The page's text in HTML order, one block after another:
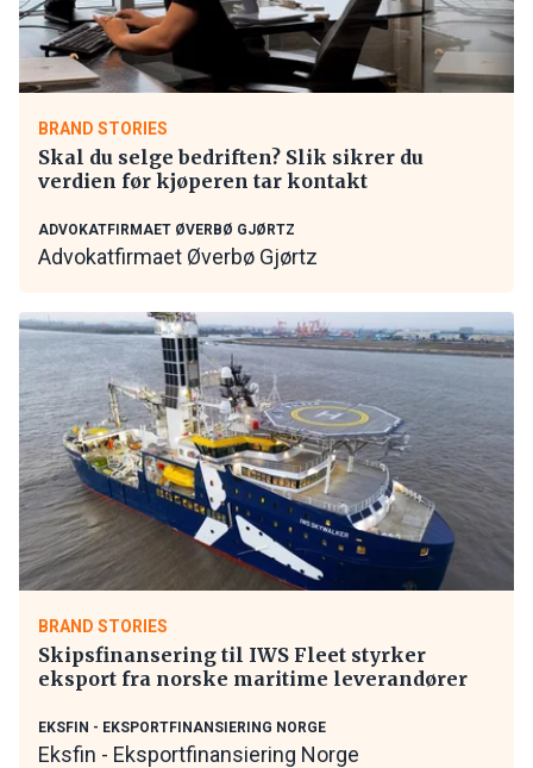
BRAND STORIES
Skal du selge bedriften? Slik sikrer du
verdien før kjøperen tar kontakt
ADVOKATFIRMAET ØVERBØ GJØRTZ
Advokatfirmaet Øverbø Gjørtz
BRAND STORIES
Skipsfinansering til IWS Fleet styrker
eksport fra norske maritime leverandører
EKSFIN - EKSPORTFINANSIERING NORGE
Eksfin - Eksportfinansiering Norge